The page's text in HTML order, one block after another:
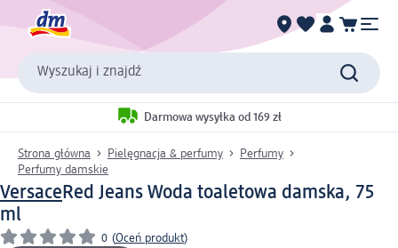
Wyszukaj i znajdź
Darmowa wysyłka od 169 zł
Strona główna Pielęgnacja & perfumy
Perfumy
Perfumy damskie
VersaceRed Jeans Woda toaletowa damska, 75
ml
0 (Oceń produkt)